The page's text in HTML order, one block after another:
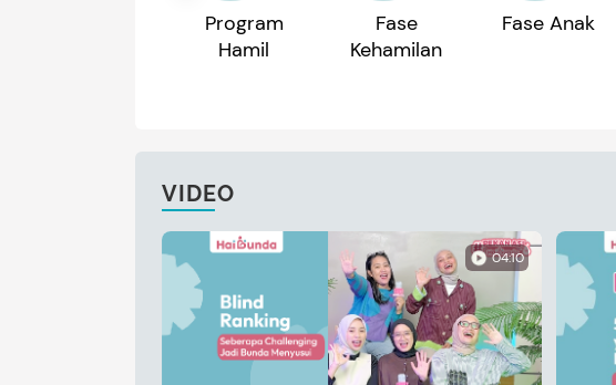
Program
Hamil
Fase
Kehamilan
Fase Anak
VIDEO
04:10